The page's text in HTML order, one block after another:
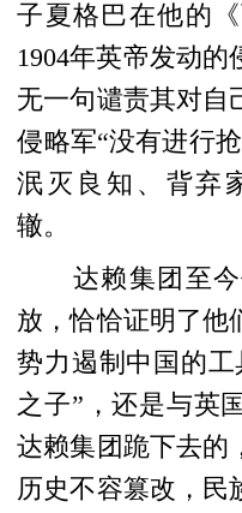
子夏格巴在他的
1904年英帝发动的
无一句谴责其对自
侵略军“没有进行
泯灭良知、背弃
辙。
达赖集团至今
放，恰恰证明了他
势力遏制中国的
之子”，还是与英
达赖集团跪下去的
历史不容篡改，民